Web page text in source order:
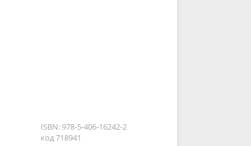
ISBN: 978-5-406-16242-2
код 718941